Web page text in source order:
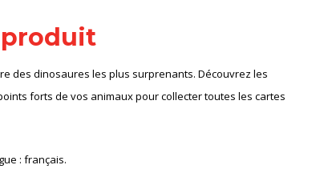
des dinosaures les plus surprenants. Découvrez les
forts de vos animaux pour collecter toutes les cartes
: français.